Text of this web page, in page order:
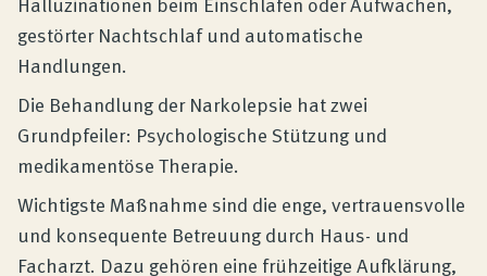
gestörter Nachtschlaf und automatische
Handlungen.
Die Behandlung der Narkolepsie hat zwei
Grundpfeiler: Psychologische Stützung und
medikamentöse Therapie.
Wichtigste Maßnahme sind die enge, vertrauensvolle
und konsequente Betreuung durch Haus- und
Facharzt. Dazu gehören eine frühzeitige Aufklärung,